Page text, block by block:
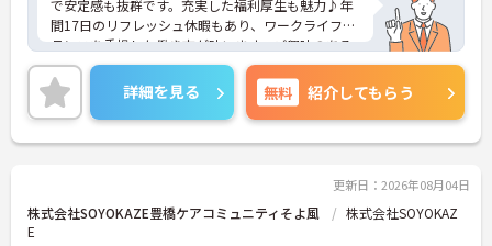
で安定感も抜群です。充実した福利厚生も魅力♪年
間17日のリフレッシュ休暇もあり、ワークライフバ
ランスを重視した働き方が叶います。ご興味のある
方には、面接対策ポイントなど、さらに詳細をお話
しいたしますのでお気軽にご相談ください！
詳細を見る 無料 紹介してもらう
更新日：2026年08月04日
株式会社SOYOKAZE豊橋ケアコミュニティそよ風
株式会社SOYOKAZ
E